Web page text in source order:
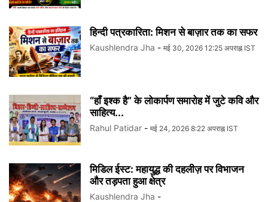
हिन्दी पत्रकारिता: मिशन से बाज़ार तक का सफर
Kaushlendra Jha - मई 30, 2026 12:25 अपराह्न IST
“हाँ इश्क है” के लोकार्पण समारोह में जुटे कवि और
साहित्य...
Rahul Patidar - मई 24, 2026 8:22 अपराह्न IST
मिडिल ईस्ट: महायुद्ध की दहलीज़ पर विभाजन
और तड़पता हुआ क्षेत्र
Kaushlendra Jha -